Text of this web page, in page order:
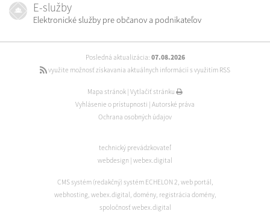
E-služby
Elektronické služby pre občanov a podnikateľov
Posledná aktualizácia: 07.08.2026
využite možnosť získavania aktuálnych informácií s využitím RSS
Mapa stránok Vytlačiť stránku
Vyhlásenie o prístupnosti Autorské práva
Ochrana osobných údajov
technický prevádzkovateľ
webdesign webex.digital
CMS systém (redakčný) systém ECHELON 2, web portál ,
webhosting, webex.digital , domény, registrácia domény,
spoločnosť webex.digital